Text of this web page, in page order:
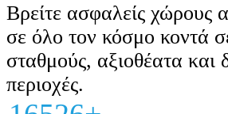
Βρείτε ασφαλείς χώρους
σε όλο τον κόσμο κοντά
σταθμούς, αξιοθέατα και
περιοχές.